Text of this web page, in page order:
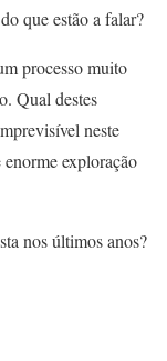
que estão a falar?
processo muito
Qual destes
neste
exploração
nos últimos anos?